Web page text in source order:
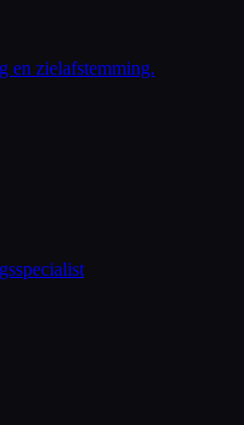
en zielafstemming.